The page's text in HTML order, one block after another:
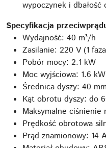
wypoczynek i dbałość
Specyfikacja
Wydajność: 40 m³/h
Zasilanie: 220 V (1
Pobór mocy: 2.1 kW
Moc wyjściowa: 1.6 kW
Średnica dyszy: 40 mm
Kąt obrotu dyszy: do
Maksymalne ciśnienie
Prędkość obrotowa
Prąd znamionowy: 14